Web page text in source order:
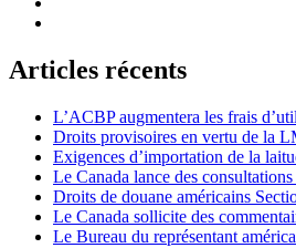
Articles récents
L’ACBP augmentera les frais
Droits provisoires en vertu de la
Exigences d’importation de la
Le Canada lance des
Droits de douane américains
Le Canada sollicite des
Le Bureau du représentant